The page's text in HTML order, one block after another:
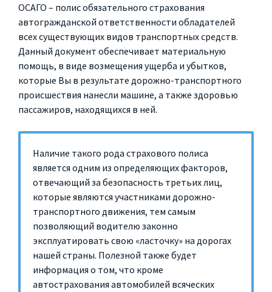
ОСАГО – полис обязательного страхования
автогражданской ответственности обладателей
всех существующих видов транспортных средств.
Данный документ обеспечивает материальную
помощь, в виде возмещения ущерба и убытков,
которые Вы в результате дорожно-транспортного
происшествия нанесли машине, а также здоровью
пассажиров, находящихся в ней.
Наличие такого рода страхового полиса
является одним из определяющих факторов,
отвечающий за безопасность третьих лиц,
которые являются участниками дорожно-
транспортного движения, тем самым
позволяющий водителю законно
эксплуатировать свою «ласточку» на дорогах
нашей страны. Полезной также будет
информация о том, что кроме
автострахования автомобилей всяческих